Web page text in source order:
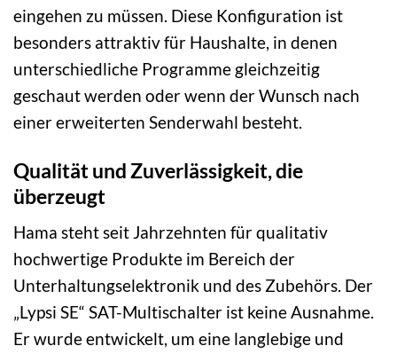
eingehen zu müssen. Diese Konfiguration ist
besonders attraktiv für Haushalte, in denen
unterschiedliche Programme gleichzeitig
geschaut werden oder wenn der Wunsch nach
einer erweiterten Senderwahl besteht.
Qualität und Zuverlässigkeit, die
überzeugt
Hama steht seit Jahrzehnten für qualitativ
hochwertige Produkte im Bereich der
Unterhaltungselektronik und des Zubehörs. Der
„Lypsi SE“ SAT-Multischalter ist keine Ausnahme.
Er wurde entwickelt, um eine langlebige und